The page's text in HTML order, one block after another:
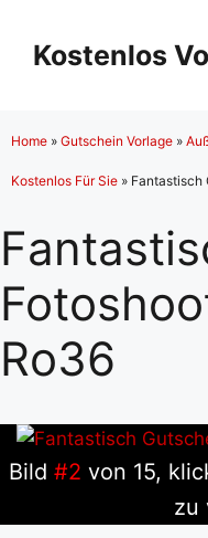
Inhalt
springen
Kostenlos
Home » Gutschein Vorlage »
Kostenlos Für Sie » Fantastisch
Ro36
Bild #2 von 15,
zu